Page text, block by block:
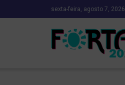
sexta-feira, agosto 7, 2026